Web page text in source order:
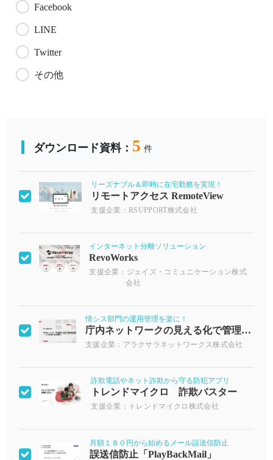
Facebook
LINE
Twitter
その他
ダウンロード資料： 5 件
リーズナブル＆即時に在宅勤務を実現！
リモートアクセス RemoteView
支援企業：RSUPPORT株式会社
インターネット分離ソリューション
RevoWorks
支援企業：ジェイズ・コミュニケーション株式
会社
情シス部門の運用管理を楽に！
庁内ネットワークの見える化で管理を効率化
支援企業：アラクサラネットワークス株式会社
詐欺電話やネット詐欺から守る防犯アプリ
トレンドマイクロ 詐欺バスター
支援企業：トレンドマイクロ株式会社
月額１８０円から始めるメール誤送信防止
誤送信防止「PlayBackMail」